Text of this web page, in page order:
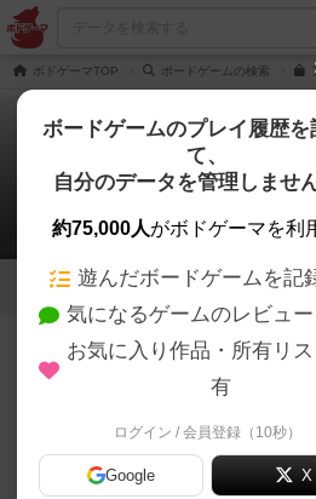
ボドゲーマTOP ボードゲームの検索
アミグダ
とびうおさんのレ
1 4
203名 3名 1年以上前
タイル配置でマジョリティー争い
人間の感情を表す複数のエリア
ボードゲームのプレイ履歴を
て、
自分のデータを管理しませ
約75,000人がボドゲーマを利
遊んだボードゲームを記
気になるゲームのレビュ
お気に入り作品・所有リ
有
ログイン / 会員登録（10秒）
Google X